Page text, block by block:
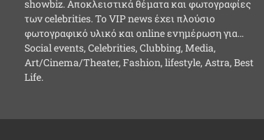
showbiz. Αποκλειστικά θέματα και φωτογραφίες
των celebrities. Το VIP news έχει πλούσιο
φωτογραφικό υλικό και online ενημέρωση για…
Social events, Celebrities, Clubbing, Media,
Art/Cinema/Theater, Fashion, lifestyle, Astra, Best
Life.